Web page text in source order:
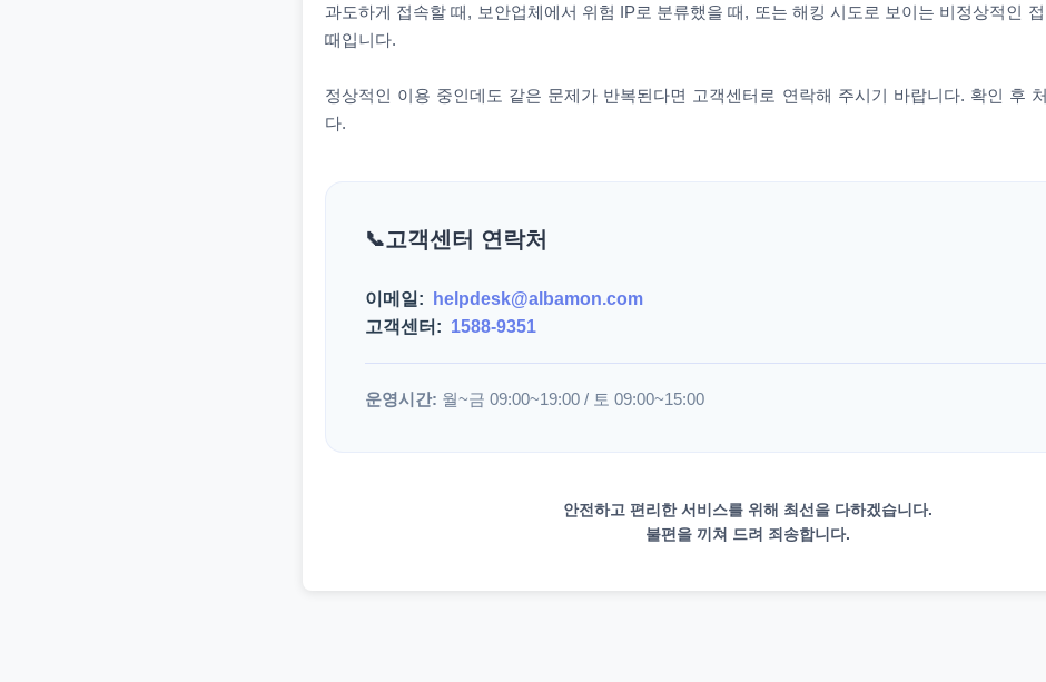
과도하게 접속할 때, 보안업체에서 위험 IP로 분류했을 때, 또는 해킹 시도로 보이는 비정상적인
때입니다.
정상적인 이용 중인데도 같은 문제가 반복된다면 고객센터로 연락해 주시기 바랍니다. 확인 후
다.
고객센터 연락처
이메일:
helpdesk@albamon.com
고객센터: 1588-9351
운영시간: 월~금 09:00~19:00 / 토 09:00~15:00
안전하고 편리한 서비스를 위해 최선을 다하겠습니다.
불편을 끼쳐 드려 죄송합니다.